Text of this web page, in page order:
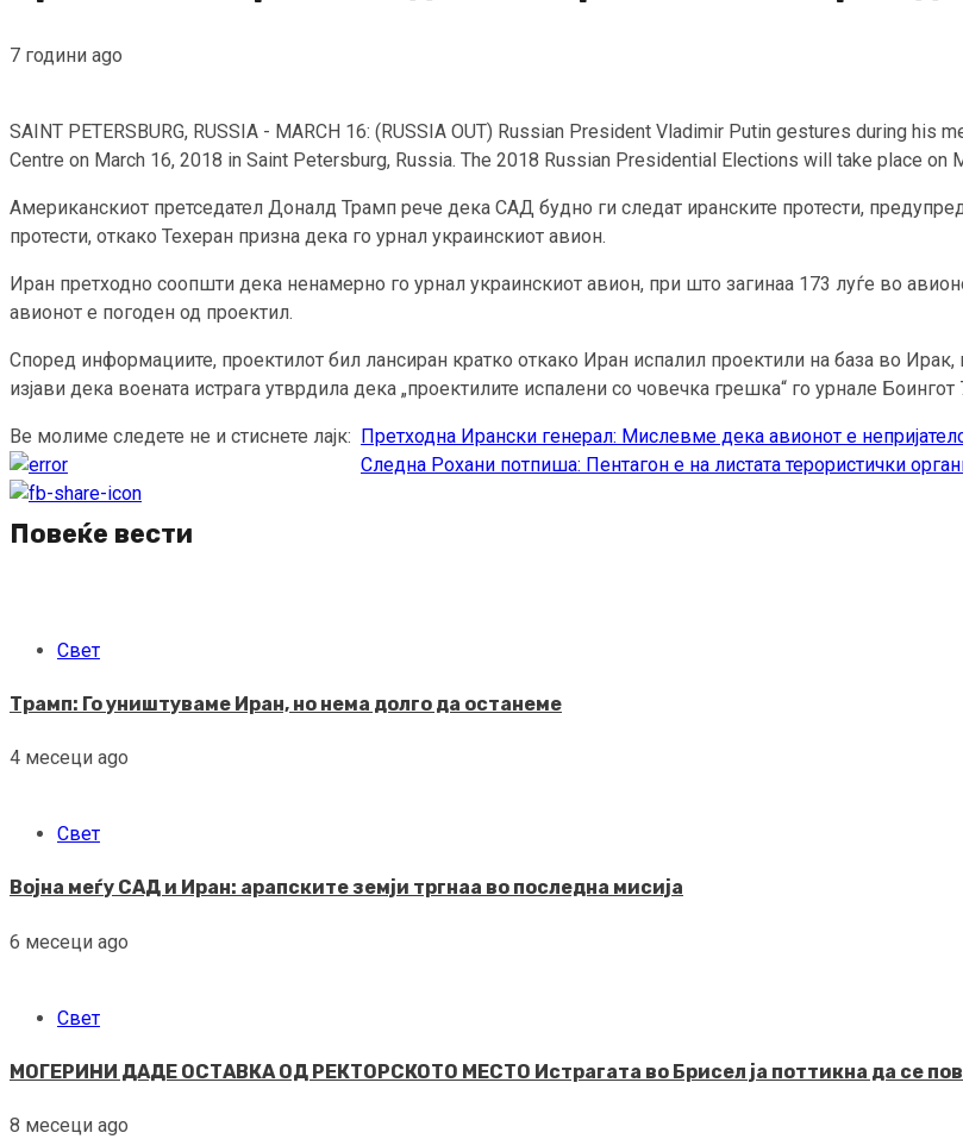
7 години ago
SAINT PETERSBURG, RUSSIA - MARCH 16: (RUSSIA OUT) Russian President Vladimir Putin gestures during
Centre on March 16, 2018 in Saint Petersburg, Russia. The 2018 Russian Presidential Elections will take place
Американскиот претседател Доналд Трамп рече дека САД будно ги следат иранските протести,
протести, откако Техеран призна дека го урнал украинскиот авион.
Иран претходно соопшти дека ненамерно го урнал украинскиот авион, при што загинаа 173 луѓе во
авионот е погоден од проектил.
Според информациите, проектилот бил лансиран кратко откако Иран испалил проектили на база во Ирак,
изјави дека воената истрага утврдила дека „проектилите испалени со човечка грешка“ го урнале
Ве молиме следете не и стиснете лајк:
Continue
Reading
Претходна Ирански генерал: Мислевме дека авионот е
Следна Рохани потпиша: Пентагон е на листата терористички
Повеќе вести
Свет
Трамп: Го уништуваме Иран, но нема долго да останеме
4 месеци ago
Свет
Војна меѓу САД и Иран: арапските земји тргнаа во последна мисија
6 месеци ago
Свет
МОГЕРИНИ ДАДЕ ОСТАВКА ОД РЕКТОРСКОТО МЕСТО Истрагата во Брисел ја поттикна да се
8 месеци ago